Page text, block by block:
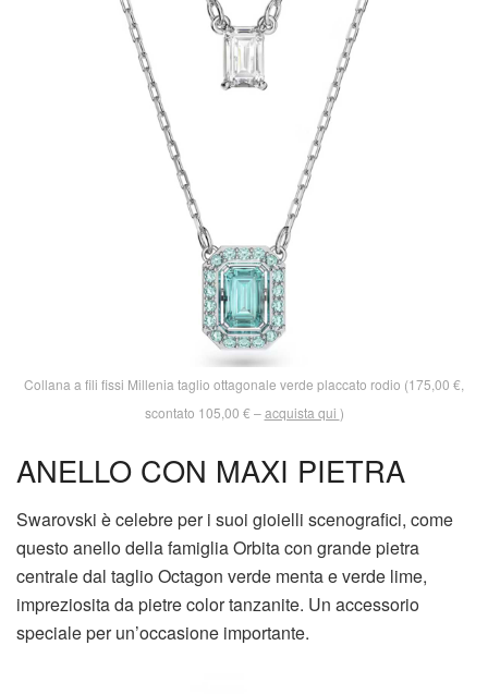
Collana a fili fissi Millenia taglio ottagonale verde placcato rodio (175,00 €,
scontato 105,00 € –acquista qui )
ANELLO CON MAXI PIETRA
Swarovski è celebre per i suoi gioielli scenografici, come
questo anello della famiglia Orbita con grande pietra
centrale dal taglio Octagon verde menta e verde lime,
impreziosita da pietre color tanzanite. Un accessorio
speciale per un’occasione importante.